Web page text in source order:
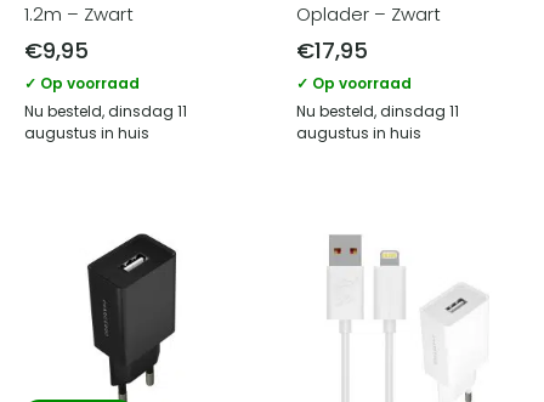
1.2m – Zwart
€9,95
✓ Op voorraad
Nu besteld, dinsdag 11
augustus in huis
Oplader – Zwart
€17,95
✓ Op voorraad
Nu besteld, dinsdag 11
augustus in huis